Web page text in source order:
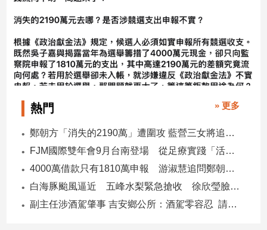
熱門 » 更多
鄭朝方「消失的2190萬」遭圍攻 藍營三女將追金流 拿出還款證明
FJM國際雙年會9月台南登場 從足療實踐「活出愛」
4000萬借款只有1810萬申報 游淑慧追問鄭朝方：2190萬差額去哪了
白海豚颱風逼近 五峰水梨緊急搶收 徐欣瑩臉書急呼「搶救五峰水梨」
副主任涉酒駕肇事 吉安鄉公所：酒駕零容忍 請辭獲准